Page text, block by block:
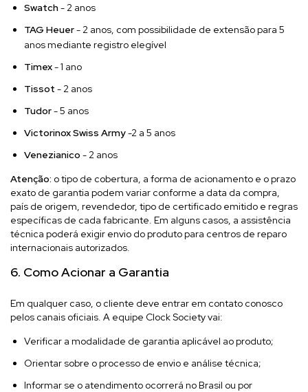
Swatch- 2 anos
TAG Heuer- 2 anos, com possibilidade de extensão para 5
anos mediante registro elegível
Timex- 1 ano
Tissot - 2 anos
Tudor- 5 anos
Victorinox Swiss Army-2 a 5 anos
Venezianico - 2 anos
Atenção: o tipo de cobertura, a forma de acionamento e o prazo
exato de garantia podem variar conforme a data da compra,
país de origem, revendedor, tipo de certificado emitido e regras
específicas de cada fabricante. Em alguns casos, a assistência
técnica poderá exigir envio do produto para centros de reparo
internacionais autorizados.
6. Como Acionar a Garantia
Em qualquer caso, o cliente deve entrar em contato conosco
pelos canais oficiais. A equipe Clock Society vai:
Verificar a modalidade de garantia aplicável ao produto;
Orientar sobre o processo de envio e análise técnica;
Informar se o atendimento ocorrerá no Brasil ou por